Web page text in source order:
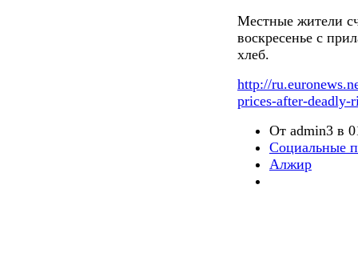
Местные жители
воскресенье с
хлеб.
http://
prices-after-deadly-
От admin3 в
Cоциальные
Алжир